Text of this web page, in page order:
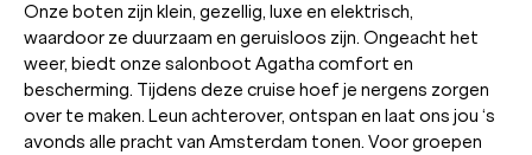
Onze boten zijn klein, gezellig, luxe en elektrisch,
waardoor ze duurzaam en geruisloos zijn. Ongeacht het
weer, biedt onze salonboot Agatha comfort en
bescherming. Tijdens deze cruise hoef je nergens zorgen
over te maken. Leun achterover, ontspan en laat ons jou ‘s
avonds alle pracht van Amsterdam tonen. Voor groepen